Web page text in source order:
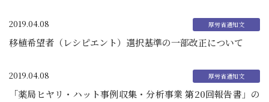
2019.04.08
移植希望者（レシピエント）選択基準の一部改正について
2019.04.08
「薬局ヒヤリ・ハット事例収集・分析事業 第20回報告書」の